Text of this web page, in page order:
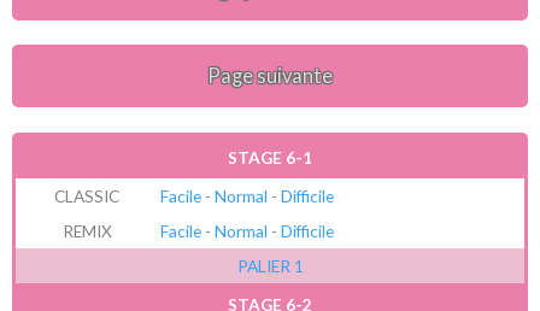
Page suivante
STAGE 6-1
CLASSIC
Facile - Normal - Difficile
REMIX
Facile - Normal - Difficile
PALIER 1
STAGE 6-2